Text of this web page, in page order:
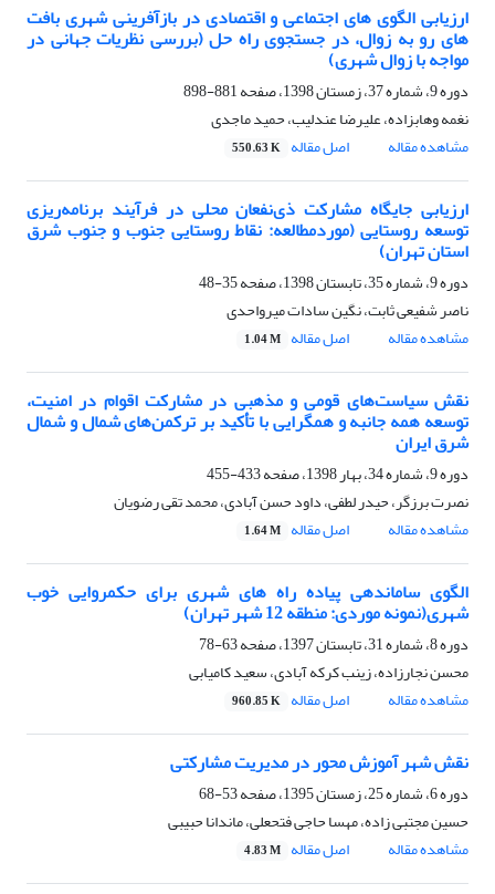
ارزیابی الگوی های اجتماعی و اقتصادی در بازآفرینی شهری بافت
های رو به زوال، در جستجوی راه حل (بررسی نظریات جهانی در
مواجه با زوال شهری)
دوره 9، شماره 37، زمستان 1398، صفحه
881-898
نغمه وهابزاده، علیرضا عندلیب، حمید ماجدی
مشاهده مقاله
اصل مقاله 550.63 K
ارزیابی جایگاه مشارکت ذی‌نفعان محلی در فرآیند برنامه‌ریزی
توسعه روستایی (موردمطالعه: نقاط روستایی جنوب و جنوب شرق
استان تهران)
دوره 9، شماره 35، تابستان 1398، صفحه
35-48
ناصر شفیعی ثابت، نگین سادات میرواحدی
مشاهده مقاله
اصل مقاله 1.04 M
نقش سیاست‌های قومی و مذهبی در مشارکت اقوام در امنیت،
توسعه همه جانبه و همگرایی با تأکید بر ترکمن‌های شمال و شمال
شرق ایران
دوره 9، شماره 34، بهار 1398، صفحه
433-455
نصرت برزگر، حیدر لطفی، داود حسن آبادی، محمد تقی رضویان
مشاهده مقاله
اصل مقاله 1.64 M
الگوی ساماندهی پیاده راه های شهری برای حکمروایی خوب
شهری(نمونه موردی: منطقه 12 شهر تهران)
دوره 8، شماره 31، تابستان 1397، صفحه
63-78
محسن نجارزاده، زینب کرکه آبادی، سعید کامیابی
مشاهده مقاله
اصل مقاله 960.85 K
نقش شهر آموزش محور در مدیریت مشارکتی
دوره 6، شماره 25، زمستان 1395، صفحه
53-68
حسین مجتبی زاده، مهسا حاجی فتحعلی، ماندانا حبیبی
مشاهده مقاله
اصل مقاله 4.83 M